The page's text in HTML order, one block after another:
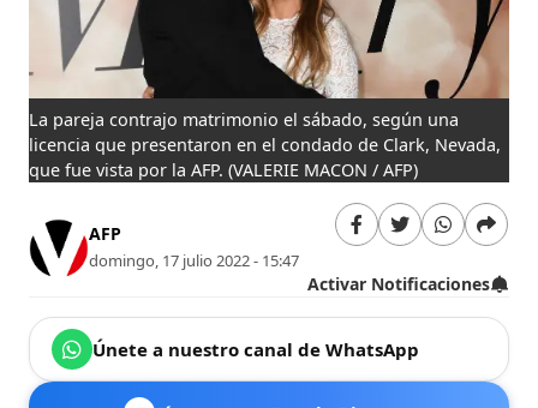
La pareja contrajo matrimonio el sábado, según una
licencia que presentaron en el condado de Clark, Nevada,
que fue vista por la AFP.(VALERIE MACON / AFP)
AFP
domingo, 17 julio 2022 - 15:47
Activar Notificaciones
Únete a nuestro canal de WhatsApp